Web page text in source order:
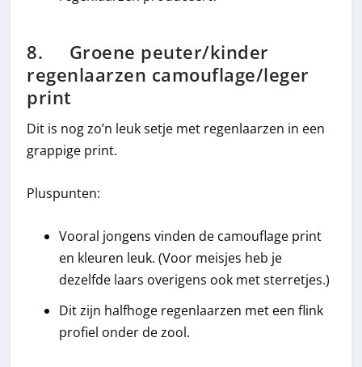
8. Groene peuter/kinder
regenlaarzen camouflage/leger
print
Dit is nog zo’n leuk setje met regenlaarzen in een
grappige print.
Pluspunten:
Vooral jongens vinden de camouflage print
en kleuren leuk. (Voor meisjes heb je
dezelfde laars overigens ook met sterretjes.)
Dit zijn halfhoge regenlaarzen met een flink
profiel onder de zool.